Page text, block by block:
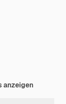
anzeigen